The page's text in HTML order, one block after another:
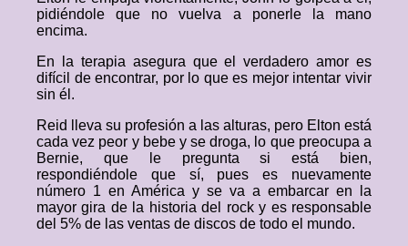
pidiéndole que no vuelva a ponerle la mano
encima.
En la terapia asegura que el verdadero amor es
difícil de encontrar, por lo que es mejor intentar vivir
sin él.
Reid lleva su profesión a las alturas, pero Elton está
cada vez peor y bebe y se droga, lo que preocupa a
Bernie, que le pregunta si está bien,
respondiéndole que sí, pues es nuevamente
número 1 en América y se va a embarcar en la
mayor gira de la historia del rock y es responsable
del 5% de las ventas de discos de todo el mundo.